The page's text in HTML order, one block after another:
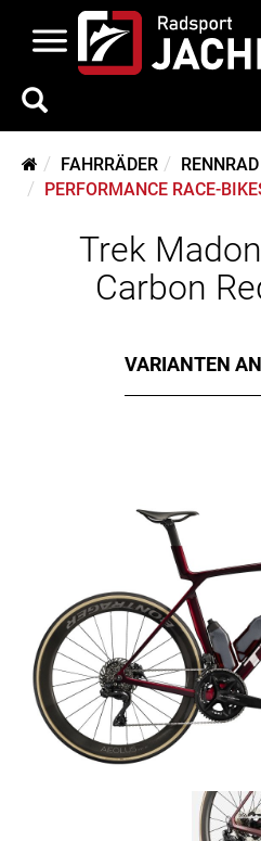
FAHRRÄDER
PERFORMANCE RACE-
Trek
Carbon
VARIANTEN